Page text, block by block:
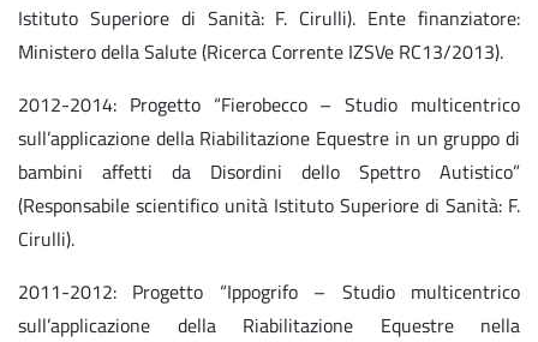
Istituto Superiore di Sanità: F. Cirulli). Ente finanziatore:
Ministero della Salute (Ricerca Corrente IZSVe RC13/2013).
2012-2014: Progetto “Fierobecco – Studio multicentrico
sull’applicazione della Riabilitazione Equestre in un gruppo di
bambini affetti da Disordini dello Spettro Autistico”
(Responsabile scientifico unità Istituto Superiore di Sanità: F.
Cirulli).
2011-2012: Progetto “Ippogrifo – Studio multicentrico
sull’applicazione della Riabilitazione Equestre nella